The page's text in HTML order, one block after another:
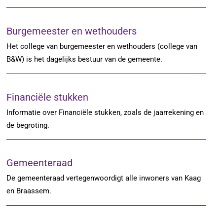
Burgemeester en wethouders
Het college van burgemeester en wethouders (college van
B&W) is het dagelijks bestuur van de gemeente.
Financiële stukken
Informatie over Financiële stukken, zoals de jaarrekening en
de begroting.
Gemeenteraad
De gemeenteraad vertegenwoordigt alle inwoners van Kaag
en Braassem.